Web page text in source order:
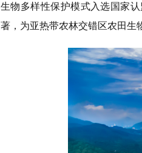
生物多样性保护模式入选国家
著，为亚热带农林交错区农田生